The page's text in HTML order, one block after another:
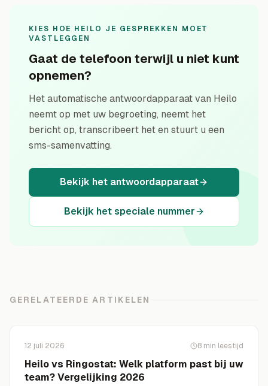
KIES HOE HEILO JE GESPREKKEN MOET
VASTLEGGEN
Gaat de telefoon terwijl u niet kunt
opnemen?
Het automatische antwoordapparaat van Heilo
neemt op met uw begroeting, neemt het
bericht op, transcribeert het en stuurt u een
sms-samenvatting.
Bekijk het antwoordapparaat
Bekijk het speciale nummer
GERELATEERDE ARTIKELEN
12 juli 2026 8 min leestijd
Heilo vs Ringostat: Welk platform past bij uw
team? Vergelijking 2026